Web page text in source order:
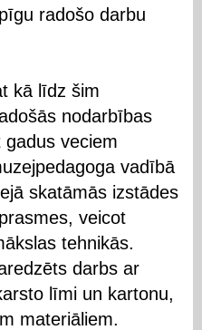
radošo darbu
kā līdz šim
nodarbības
veciem
vadībā
skatāmās izstādes
veicot
tehnikās.
darbs ar
līmi un kartonu,
materiāliem.